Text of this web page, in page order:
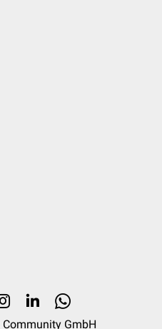
Community GmbH